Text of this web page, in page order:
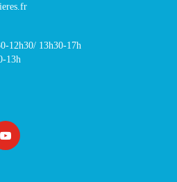
12h30/ 13h30-17h
13h